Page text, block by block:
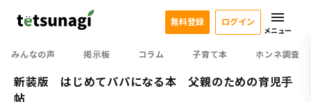
みんなの声 掲示板 コラム 子育て本 ホンネ調査
無料登録 ログイン
メニュー
新装版 はじめてパパになる本 父親のための育児手
帖